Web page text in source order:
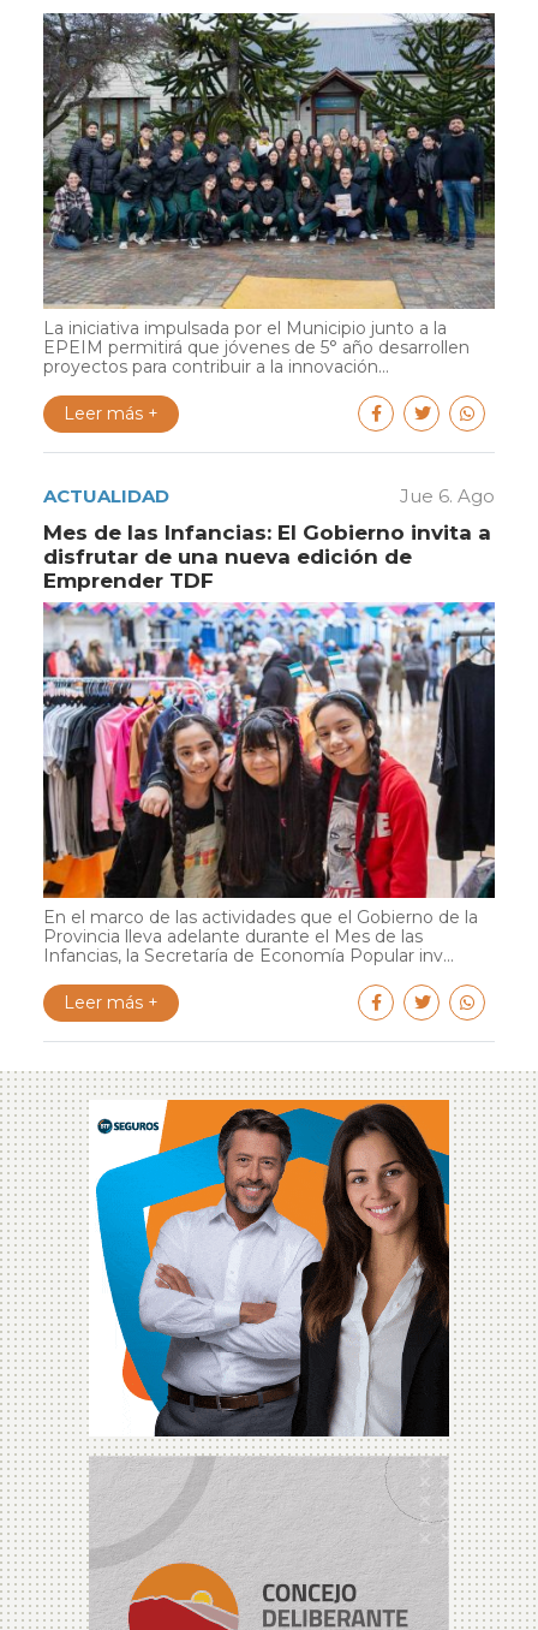
La iniciativa impulsada por el Municipio junto a la
EPEIM permitirá que jóvenes de 5° año desarrollen
proyectos para contribuir a la innovación...
Leer más +
ACTUALIDAD Jue 6. Ago
Mes de las Infancias: El Gobierno invita a
disfrutar de una nueva edición de
Emprender TDF
En el marco de las actividades que el Gobierno de la
Provincia lleva adelante durante el Mes de las
Infancias, la Secretaría de Economía Popular inv...
Leer más +